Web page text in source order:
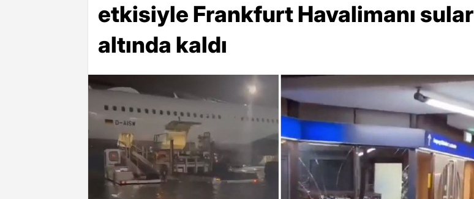
etkisiyle Frankfurt Havalimanı sular
altında kaldı